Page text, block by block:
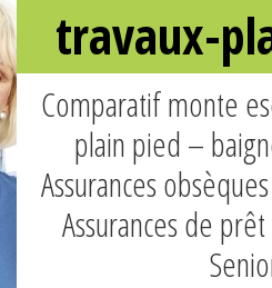
travaux-
Comparatif monte
plain pied –
Assurances
Assurances de